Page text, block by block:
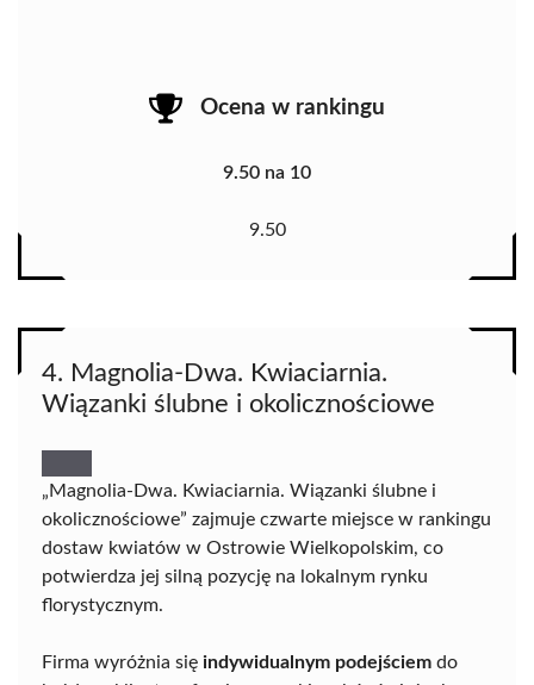
Ocena w rankingu
9.50 na 10
9.50
4. Magnolia-Dwa. Kwiaciarnia.
Wiązanki ślubne i okolicznościowe
„Magnolia-Dwa. Kwiaciarnia. Wiązanki ślubne i
okolicznościowe” zajmuje czwarte miejsce w rankingu
dostaw kwiatów w Ostrowie Wielkopolskim, co
potwierdza jej silną pozycję na lokalnym rynku
florystycznym.
Firma wyróżnia się indywidualnym podejściem do